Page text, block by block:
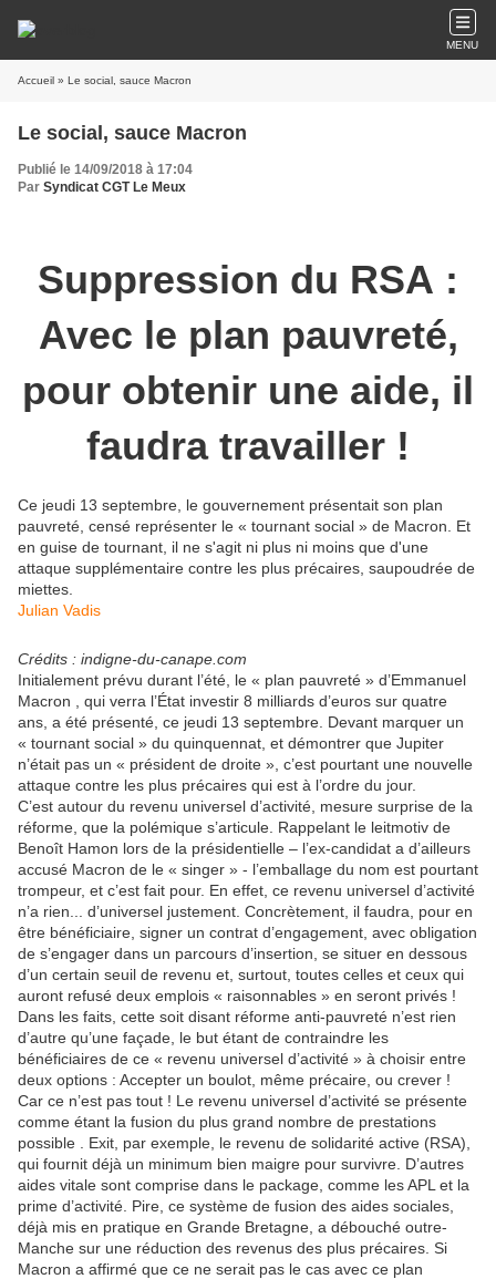
MENU
Accueil » Le social, sauce Macron
Le social, sauce Macron
Publié le 14/09/2018 à 17:04
Par Syndicat CGT Le Meux
Suppression du RSA :
Avec le plan pauvreté,
pour obtenir une aide, il
faudra travailler !
Ce jeudi 13 septembre, le gouvernement présentait son plan
pauvreté, censé représenter le « tournant social » de Macron. Et
en guise de tournant, il ne s'agit ni plus ni moins que d'une
attaque supplémentaire contre les plus précaires, saupoudrée de
miettes.
Julian Vadis
Crédits : indigne-du-canape.com
Initialement prévu durant l’été, le « plan pauvreté » d’Emmanuel
Macron , qui verra l’État investir 8 milliards d’euros sur quatre
ans, a été présenté, ce jeudi 13 septembre. Devant marquer un
« tournant social » du quinquennat, et démontrer que Jupiter
n’était pas un « président de droite », c’est pourtant une nouvelle
attaque contre les plus précaires qui est à l’ordre du jour.
C’est autour du revenu universel d’activité, mesure surprise de la
réforme, que la polémique s’articule. Rappelant le leitmotiv de
Benoît Hamon lors de la présidentielle – l’ex-candidat a d’ailleurs
accusé Macron de le « singer » - l’emballage du nom est pourtant
trompeur, et c’est fait pour. En effet, ce revenu universel d’activité
n’a rien... d’universel justement. Concrètement, il faudra, pour en
être bénéficiaire, signer un contrat d’engagement, avec obligation
de s’engager dans un parcours d’insertion, se situer en dessous
d’un certain seuil de revenu et, surtout, toutes celles et ceux qui
auront refusé deux emplois « raisonnables » en seront privés !
Dans les faits, cette soit disant réforme anti-pauvreté n’est rien
d’autre qu’une façade, le but étant de contraindre les
bénéficiaires de ce « revenu universel d’activité » à choisir entre
deux options : Accepter un boulot, même précaire, ou crever !
Car ce n’est pas tout ! Le revenu universel d’activité se présente
comme étant la fusion du plus grand nombre de prestations
possible . Exit, par exemple, le revenu de solidarité active (RSA),
qui fournit déjà un minimum bien maigre pour survivre. D’autres
aides vitale sont comprise dans le package, comme les APL et la
prime d’activité. Pire, ce système de fusion des aides sociales,
déjà mis en pratique en Grande Bretagne, a débouché outre-
Manche sur une réduction des revenus des plus précaires. Si
Macron a affirmé que ce ne serait pas le cas avec ce plan